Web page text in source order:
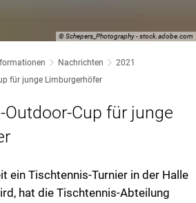
© Schepers_Photography - stock.adobe.com
Nachrichten
2021
für junge Limburgerhöfer
Cup für junge
ein Tischtennis-Turnier in der Halle
hat die Tischtennis-Abteilung